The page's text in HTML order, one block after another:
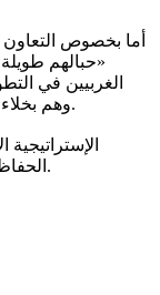
أما بخصوص
«حبالهم
الغربيين في
وهم بخلاء حتى التقتير في نقل التقنية والمعرفة الحقيقية.
الحفاظ على الشراكات الغربية كمتمم وليس كأساس.